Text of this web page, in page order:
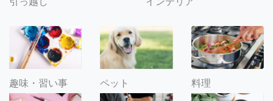
趣味・習い事 ペット 料理